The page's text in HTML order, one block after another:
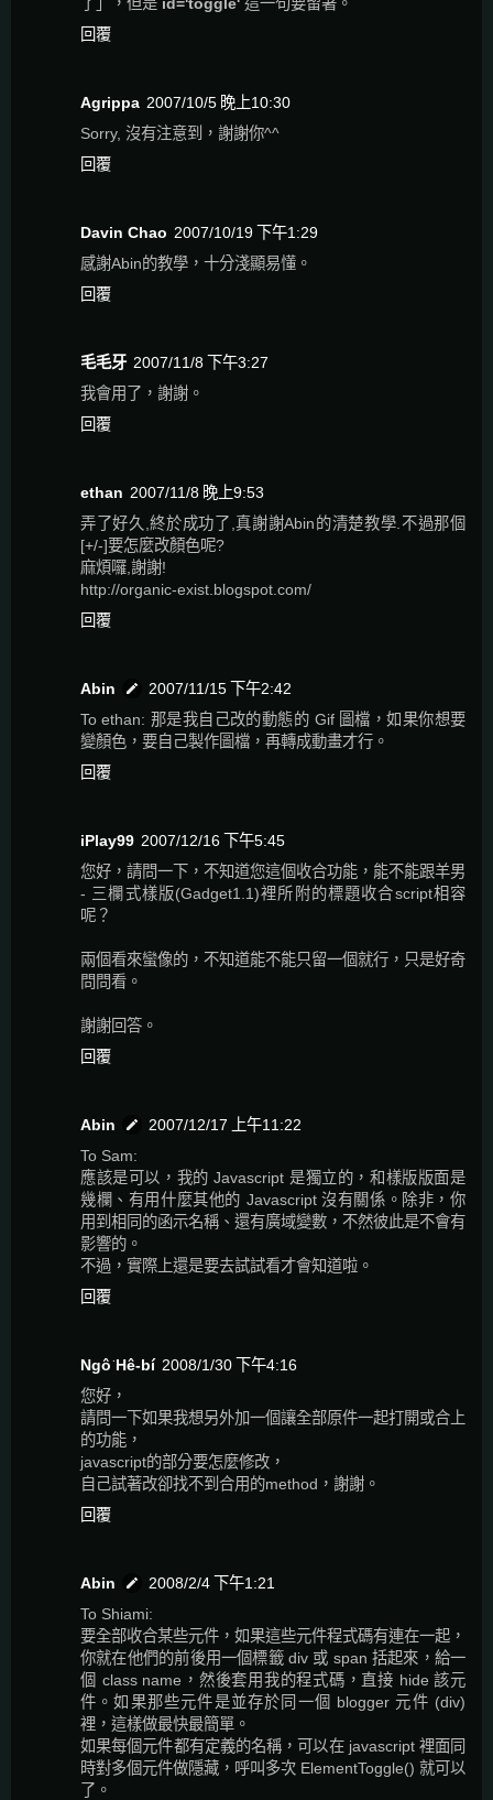
回覆
Agrippa 2007/10/5 晚上10:30
Sorry, 沒有注意到，謝謝你^^
回覆
Davin Chao 2007/10/19 下午1:29
感謝Abin的教學，十分淺顯易懂。
回覆
毛毛牙 2007/11/8 下午3:27
我會用了，謝謝。
回覆
ethan 2007/11/8 晚上9:53
弄了好久,終於成功了,真謝謝Abin的清楚教學.不過那個
[+/-]要怎麼改顏色呢?
麻煩囉,謝謝!
http://organic-exist.blogspot.com/
回覆
Abin
2007/11/15 下午2:42
To ethan: 那是我自己改的動態的 Gif 圖檔，如果你想要
變顏色，要自己製作圖檔，再轉成動畫才行。
回覆
iPlay99 2007/12/16 下午5:45
您好，請問一下，不知道您這個收合功能，能不能跟羊男
- 三欄式樣版(Gadget1.1)裡所附的標題收合script相容
呢？
兩個看來蠻像的，不知道能不能只留一個就行，只是好奇
問問看。
謝謝回答。
回覆
Abin
2007/12/17 上午11:22
To Sam:
應該是可以，我的 Javascript 是獨立的，和樣版版面是
幾欄、有用什麼其他的 Javascript 沒有關係。除非，你
用到相同的函示名稱、還有廣域變數，不然彼此是不會有
影響的。
不過，實際上還是要去試試看才會知道啦。
回覆
Ngô͘ Hê-bí 2008/1/30 下午4:16
您好，
請問一下如果我想另外加一個讓全部原件一起打開或合上
的功能，
javascript的部分要怎麼修改，
自己試著改卻找不到合用的method，謝謝。
回覆
Abin
2008/2/4 下午1:21
To Shiami:
要全部收合某些元件，如果這些元件程式碼有連在一起，
你就在他們的前後用一個標籤 div 或 span 括起來，給一
個 class name，然後套用我的程式碼，直接 hide 該元
件。如果那些元件是並存於同一個 blogger 元件 (div)
裡，這樣做最快最簡單。
如果每個元件都有定義的名稱，可以在 javascript 裡面同
時對多個元件做隱藏，呼叫多次 ElementToggle() 就可以
了。